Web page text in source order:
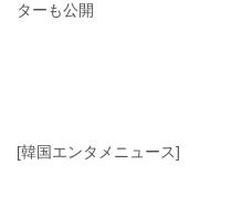
ターも公開
[韓国エンタメニュース]